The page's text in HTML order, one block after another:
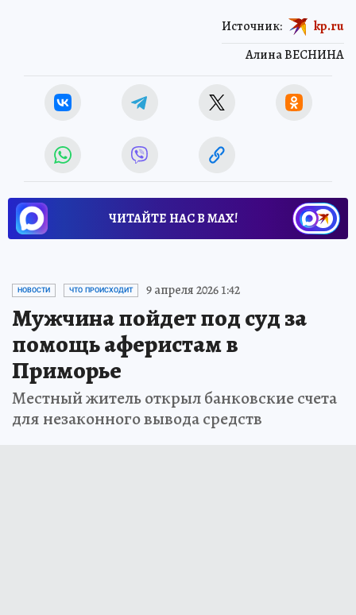
Алина ВЕСНИНА
Источник: kp.ru
ЧИТАЙТЕ НАС В МАХ!
НОВОСТИ ЧТО ПРОИСХОДИТ 9 апреля 2026 1:42
Мужчина пойдет под суд за
помощь аферистам в
Приморье
Местный житель открыл банковские счета
для незаконного вывода средств